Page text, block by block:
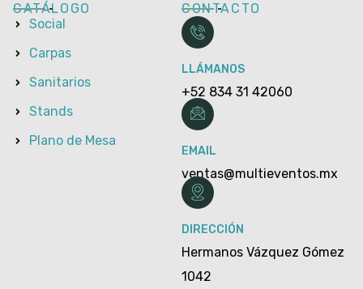
CATÁLOGO
Social
Carpas
Sanitarios
Stands
Plano de Mesa
CONTACTO
LLÁMANOS
+52 834 31 42060
EMAIL
ventas@multieventos.mx
DIRECCIÓN
Hermanos Vázquez Gómez
1042